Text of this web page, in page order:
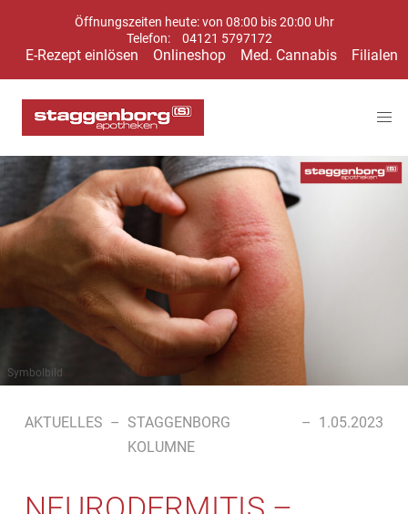
Öffnungszeiten heute: von 08:00 bis 20:00 Uhr
Telefon:
04121 5797172
E-Rezept einlösen Onlineshop Med. Cannabis Filialen
Symbolbild
AKTUELLES – STAGGENBORG
KOLUMNE
– 1.05.2023